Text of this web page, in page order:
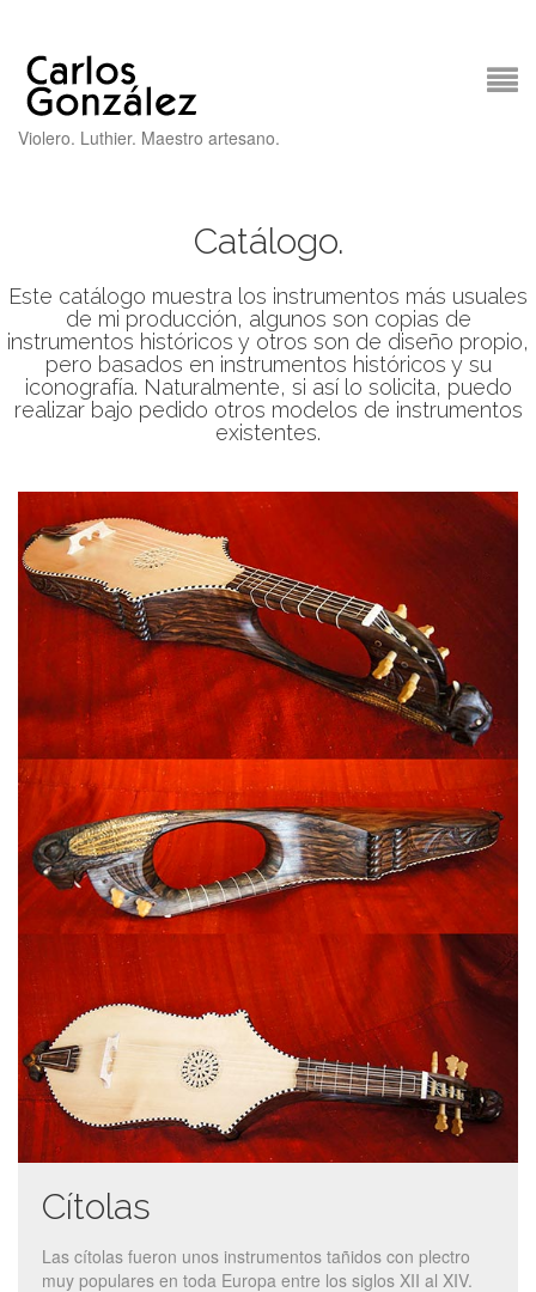
Violero. Luthier. Maestro artesano.
Catálogo.
Este catálogo muestra los instrumentos más usuales
de mi producción, algunos son copias de
instrumentos históricos y otros son de diseño propio,
pero basados en instrumentos históricos y su
iconografía. Naturalmente, si así lo solicita, puedo
realizar bajo pedido otros modelos de instrumentos
existentes.
Cítolas
Las cítolas fueron unos instrumentos tañidos con plectro
muy populares en toda Europa entre los siglos XII al XIV.